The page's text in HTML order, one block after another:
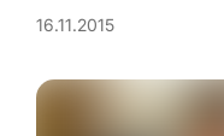
16.11.2015